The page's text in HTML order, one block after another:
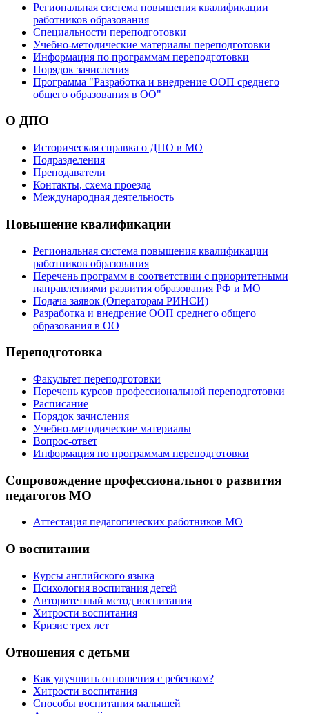
Региональная система повышения квалификации
работников образования
Специальности переподготовки
Учебно-методические материалы переподготовки
Информация по программам переподготовки
Порядок зачисления
Программа "Разработка и внедрение ООП среднего
общего образования в ОО"
О ДПО
Историческая справка о ДПО в МО
Подразделения
Преподаватели
Контакты, схема проезда
Международная деятельность
Повышение квалификации
Региональная система повышения квалификации
работников образования
Перечень программ в соответствии с приоритетными
направлениями развития образования РФ и МО
Подача заявок (Операторам РИНСИ)
Разработка и внедрение ООП среднего общего
образования в ОО
Переподготовка
Факультет переподготовки
Перечень курсов профессиональной переподготовки
Расписание
Порядок зачисления
Учебно-методические материалы
Вопрос-ответ
Информация по программам переподготовки
Сопровождение профессионального развития
педагогов МО
Аттестация педагогических работников МО
О воспитании
Курсы английского языка
Психология воспитания детей
Авторитетный метод воспитания
Хитрости воспитания
Кризис трех лет
Отношения с детьми
Как улучшить отношения с ребенком?
Хитрости воспитания
Способы воспитания малышей